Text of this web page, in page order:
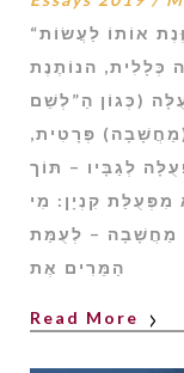
“כַּוָּנָה” הִיא מַחֲשָׁבָה שֶׁל אָדָם, הַמְּכַוֶּנֶת אוֹתוֹ לַעֲשׂוֹת
כְּלָלִית, הנוֹתֶנֶת
(כְּגוֹן הַ”לְשֵׁם
(מַחֲשָׁבָה) פְּרָטִית,
לְגַבָּיו – תּוֹך
קִנְיָן: מִי
מַחֲשָׁבָה – לְעֻמַּת
הַמֵּרִים אֶת
Read More